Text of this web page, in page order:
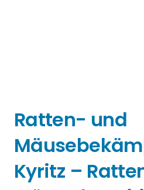
Ratten- und
Kyritz –